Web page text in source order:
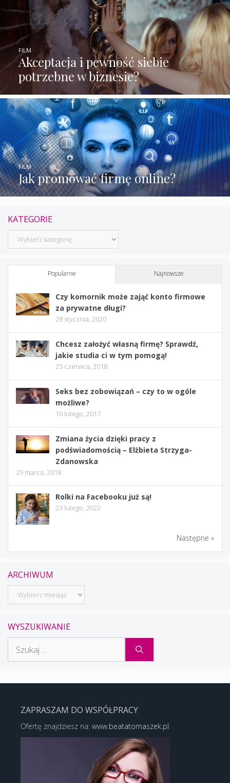
Akceptacja i pewność siebie
potrzebne w biznesie?
FILM
Jak promować firmę online?
FILM
KATEGORIE
Kategorie
Popularne Najnowsze
Czy komornik może zająć konto firmowe
za prywatne długi?
28 stycznia, 2020
Chcesz założyć własną firmę? Sprawdź,
jakie studia ci w tym pomogą!
25 czerwca, 2018
Seks bez zobowiązań – czy to w ogóle
możliwe?
10 lutego, 2017
Zmiana życia dzięki pracy z
podświadomością – Elżbieta Strzyga-
Zdanowska
29 marca, 2018
Rolki na Facebooku już są!
23 lutego, 2022
Następne »
ARCHIWUM
Archiwum
WYSZUKIWANIE
ZAPRASZAM DO WSPÓŁPRACY
Ofertę znajdziesz na: www.beatatomaszek.pl